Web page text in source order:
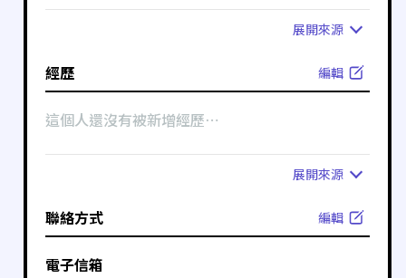
展開來源
經歷 編輯
這個人還沒有被新增經歷⋯
展開來源
聯絡方式 編輯
電子信箱